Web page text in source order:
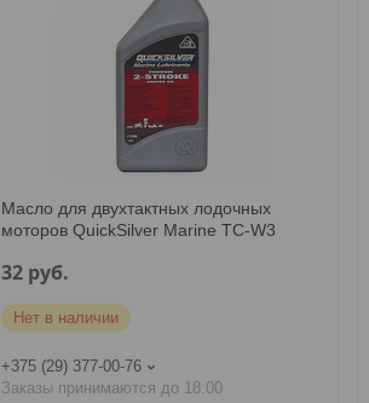
Масло для двухтактных лодочных
моторов QuickSilver Marine TC-W3
32 руб.
Нет в наличии
+375 (29) 377-00-76
Заказы принимаются до 18:00